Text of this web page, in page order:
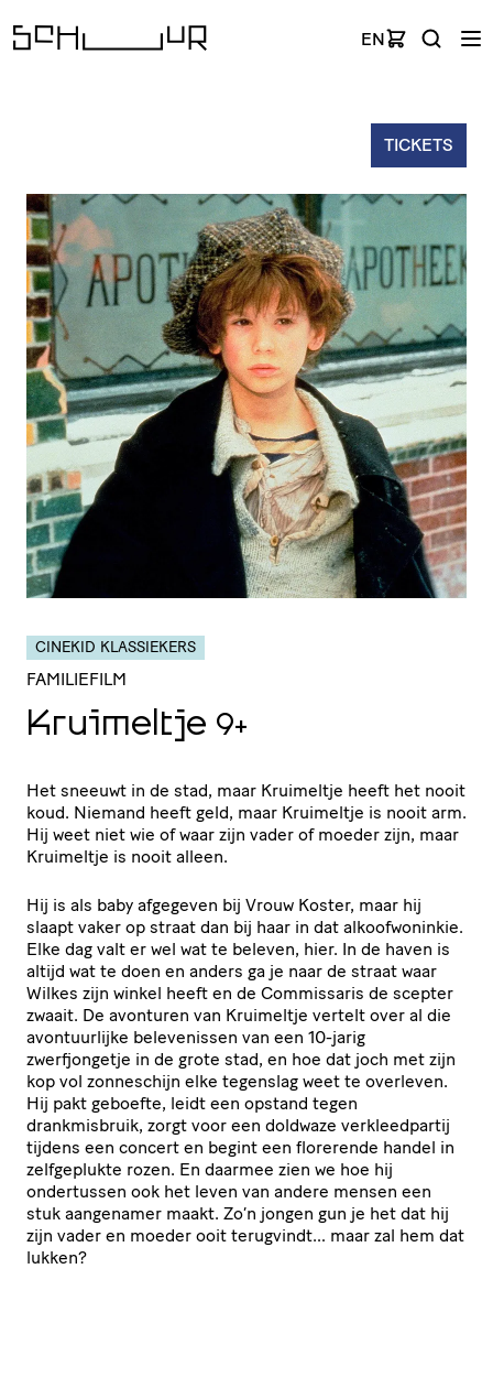
EN
TICKETS
CINEKID KLASSIEKERS
FAMILIEFILM
Kruimeltje 9+
Het sneeuwt in de stad, maar Kruimeltje heeft het nooit
koud. Niemand heeft geld, maar Kruimeltje is nooit arm.
Hij weet niet wie of waar zijn vader of moeder zijn, maar
Kruimeltje is nooit alleen.
Hij is als baby afgegeven bij Vrouw Koster, maar hij
slaapt vaker op straat dan bij haar in dat alkoofwoninkie.
Elke dag valt er wel wat te beleven, hier. In de haven is
altijd wat te doen en anders ga je naar de straat waar
Wilkes zijn winkel heeft en de Commissaris de scepter
zwaait. De avonturen van Kruimeltje vertelt over al die
avontuurlijke belevenissen van een 10-jarig
zwerfjongetje in de grote stad, en hoe dat joch met zijn
kop vol zonneschijn elke tegenslag weet te overleven.
Hij pakt geboefte, leidt een opstand tegen
drankmisbruik, zorgt voor een doldwaze verkleedpartij
tijdens een concert en begint een florerende handel in
zelfgeplukte rozen. En daarmee zien we hoe hij
ondertussen ook het leven van andere mensen een
stuk aangenamer maakt. Zo’n jongen gun je het dat hij
zijn vader en moeder ooit terugvindt… maar zal hem dat
lukken?